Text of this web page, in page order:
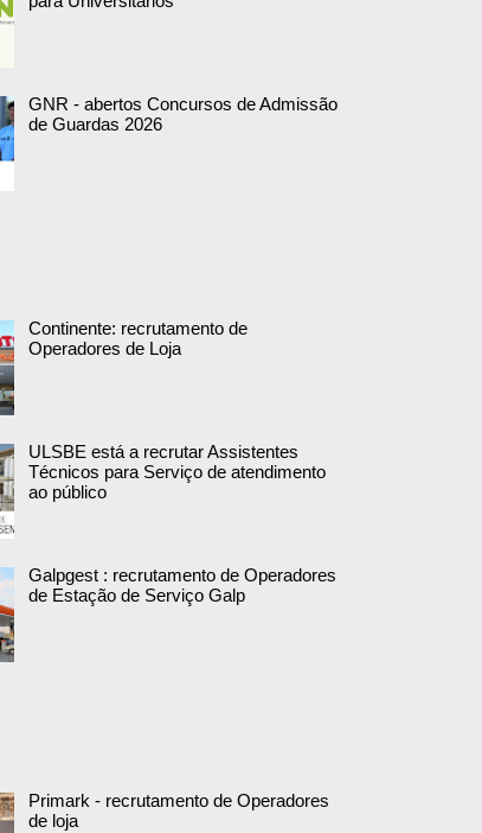
GNR - abertos Concursos de Admissão
de Guardas 2026
Continente: recrutamento de
Operadores de Loja
ULSBE está a recrutar Assistentes
Técnicos para Serviço de atendimento
ao público
Galpgest : recrutamento de Operadores
de Estação de Serviço Galp
Primark - recrutamento de Operadores
de loja